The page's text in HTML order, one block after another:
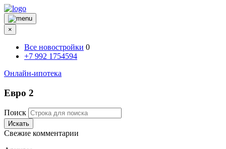
×
Все новостройки 0
+7 992 1754594
Онлайн-ипотека
Евро 2
Поиск
Искать
Свежие комментарии